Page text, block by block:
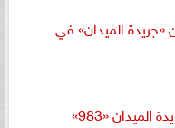
«جريدة الميدان» في
«983»